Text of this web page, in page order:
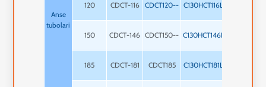
Anse
tubolari
120 CDCT-116 CDCT120-- C130HCT116L14
150 CDCT-146 CDCT150-- C130HCT146L14
185 CDCT-181 CDCT185 C130HCT181L14